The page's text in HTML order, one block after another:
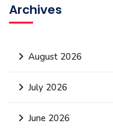
Archives
August 2026
July 2026
June 2026